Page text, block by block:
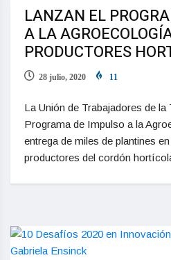
LANZAN EL
A LA
PRODUCTORES
28 julio, 2020 11
La Unión de Trabajadores de
Programa de Impulso a la
entrega de miles de plantines
productores del cordón